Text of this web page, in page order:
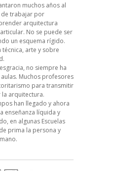
muchos años al
de trabajar por
arquitectura
No se puede ser
un esquema rígido.
arte y sobre
no siempre ha
Muchos profesores
para transmitir
la arquitectura.
han llegado y ahora
enseñanza líquida y
en algunas Escuelas
prima la persona y